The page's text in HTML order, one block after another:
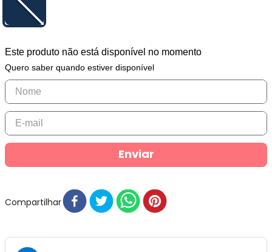
Este produto não está disponível no momento
Quero saber quando estiver disponível
Enviar
Compartilhar